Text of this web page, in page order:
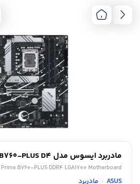
مادربرد ایسوس مدل ASUS Prime B760-PLUS D4
Prime B760-PLUS DDR4 LGA1700 Motherboard
ASUS
/ مادربرد